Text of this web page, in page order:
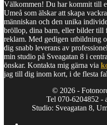
Välkommen! Du har kommit till
Umeå som älskar att skapa
människan och den unika
bröllop, dina barn, eller bilder till
reklam. Med gedigen utbildning
dig snabb leverans av
min studio på Sveagatan 8 i
önskar. Kontakta mig gärna via
jag till dig inom kort, i de flesta
© 2026 -
Tel 070-6204852 -
Studio: Sveagatan 8,